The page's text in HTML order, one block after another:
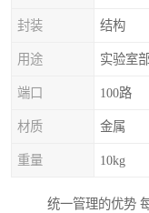
封装 结构
用途 实验室部
端口 100路
材质 金属
重量 10kg
统一管理的优势